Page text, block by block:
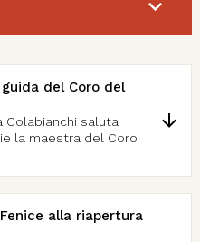
del Coro del
Colabianchi saluta
la maestra del Coro
alla riapertura